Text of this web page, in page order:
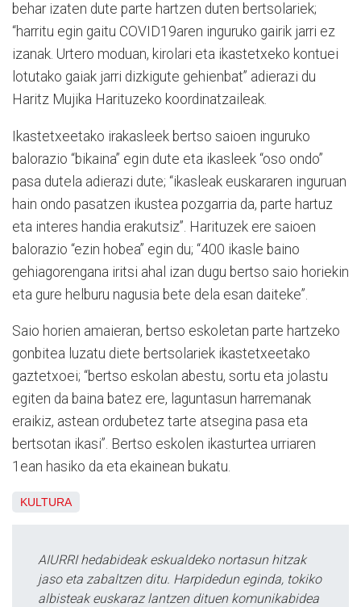
behar izaten dute parte hartzen duten bertsolariek;
“harritu egin gaitu COVID19aren inguruko gairik jarri ez
izanak. Urtero moduan, kirolari eta ikastetxeko kontuei
lotutako gaiak jarri dizkigute gehienbat” adierazi du
Haritz Mujika Harituzeko koordinatzaileak.
Ikastetxeetako irakasleek bertso saioen inguruko
balorazio “bikaina” egin dute eta ikasleek “oso ondo”
pasa dutela adierazi dute; “ikasleak euskararen inguruan
hain ondo pasatzen ikustea pozgarria da, parte hartuz
eta interes handia erakutsiz”. Harituzek ere saioen
balorazio “ezin hobea” egin du; “400 ikasle baino
gehiagorengana iritsi ahal izan dugu bertso saio horiekin
eta gure helburu nagusia bete dela esan daiteke”.
Saio horien amaieran, bertso eskoletan parte hartzeko
gonbitea luzatu diete bertsolariek ikastetxeetako
gaztetxoei; “bertso eskolan abestu, sortu eta jolastu
egiten da baina batez ere, laguntasun harremanak
eraikiz, astean ordubetez tarte atsegina pasa eta
bertsotan ikasi”. Bertso eskolen ikasturtea urriaren
1ean hasiko da eta ekainean bukatu.
KULTURA
AIURRI hedabideak eskualdeko nortasun hitzak
jaso eta zabaltzen ditu. Harpidedun eginda, tokiko
albisteak euskaraz lantzen dituen komunikabidea